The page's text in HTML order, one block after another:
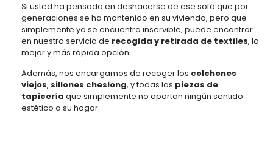
Si usted ha pensado en deshacerse de ese sofá que por
generaciones se ha mantenido en su vivienda, pero que
simplemente ya se encuentra inservible, puede encontrar
en nuestro servicio de recogida y retirada de textiles, la
mejor y más rápida opción.
Además, nos encargamos de recoger los colchones
viejos, sillones cheslong, y todas las piezas de
tapicería que simplemente no aportan ningún sentido
estético a su hogar.